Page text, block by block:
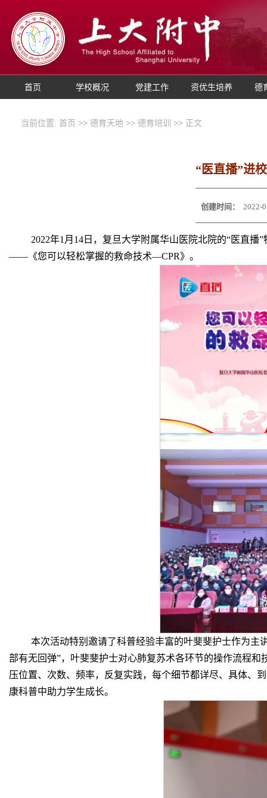
首页 学校概况 党建工作 资优生培养 德
当前位置: 首页 >> 德育天地 >> 德育培训 >> 正文
“医直播”进
创建时间： 2022-
2022年1月14日，复旦大学附属华山医院北院的“医直
——《您可以轻松掌握的救命技术—CPR》。
本次活动特别邀请了科普经验丰富的叶斐斐护士作为主
部有无回弹”，叶斐斐护士对心肺复苏术各环节的操作流程
压位置、次数、频率，反复实践，每个细节都详尽、具体、
康科普中助力学生成长。